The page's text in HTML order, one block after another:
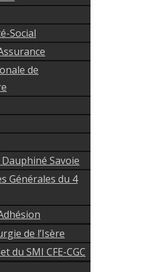
Social
de
Savoie
Générales du 4
de l’Isère
du SMI CFE-CGC